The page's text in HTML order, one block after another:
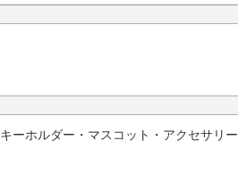
キーホルダー・マスコット・アクセサリー